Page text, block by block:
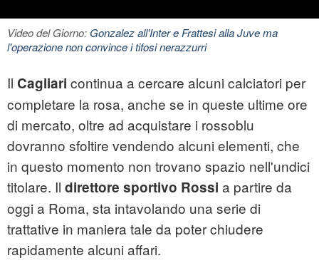
Video del Giorno: Gonzalez all'Inter e Frattesi alla Juve ma
l'operazione non convince i tifosi nerazzurri
Il Cagliari continua a cercare alcuni calciatori per
completare la rosa, anche se in queste ultime ore
di mercato, oltre ad acquistare i rossoblu
dovranno sfoltire vendendo alcuni elementi, che
in questo momento non trovano spazio nell'undici
titolare. Il direttore sportivo Rossi a partire da
oggi a Roma, sta intavolando una serie di
trattative in maniera tale da poter chiudere
rapidamente alcuni affari.